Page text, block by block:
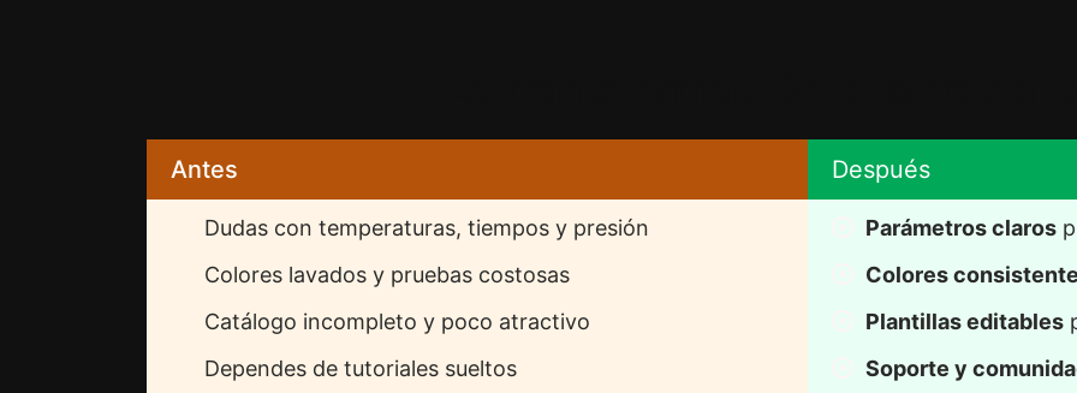
Antes
Dudas con temperaturas, tiempos y presión
Colores lavados y pruebas costosas
Catálogo incompleto y poco atractivo
Dependes de tutoriales sueltos
Después
Parámetros claros
Colores
Plantillas editables
Soporte y